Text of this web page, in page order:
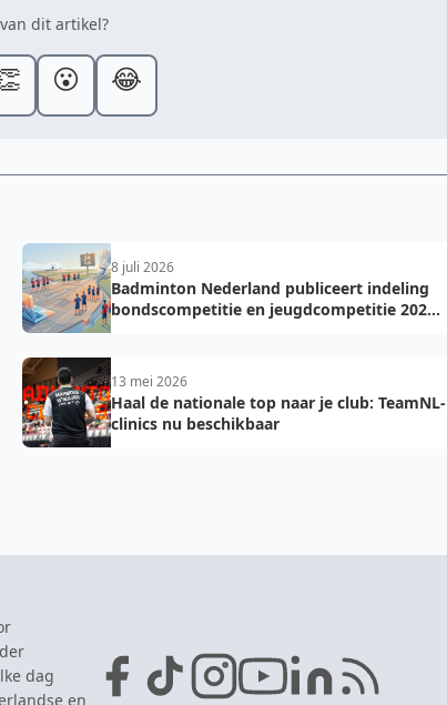
dit artikel?
😮 😂
8 juli 2026
Badminton Nederland publiceert indeling
bondscompetitie en jeugdcompetitie 2026-
13 mei 2026
Haal de nationale top naar je club: TeamNL-
clinics nu beschikbaar
dag
en